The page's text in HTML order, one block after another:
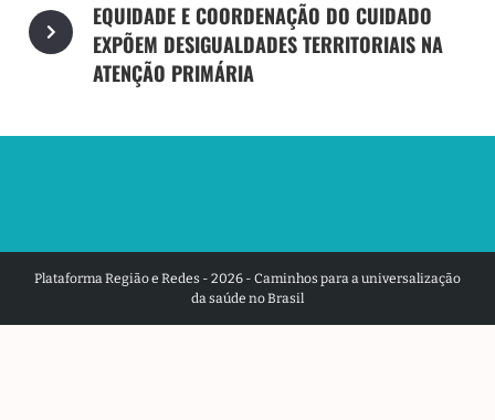
EQUIDADE E COORDENAÇÃO DO CUIDADO
EXPÕEM DESIGUALDADES TERRITORIAIS NA
ATENÇÃO PRIMÁRIA
Plataforma Região e Redes - 2026 - Caminhos para a universalização
da saúde no Brasil